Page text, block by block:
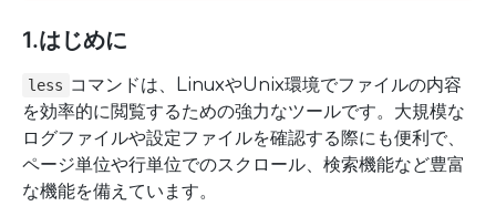
1.はじめに
less コマンドは、LinuxやUnix環境でファイルの内容
を効率的に閲覧するための強力なツールです。大規模な
ログファイルや設定ファイルを確認する際にも便利で、
ページ単位や行単位でのスクロール、検索機能など豊富
な機能を備えています。